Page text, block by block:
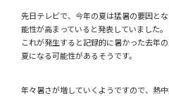
先日テレビで、今年の夏は猛暑の要因と
能性が高まっていると発表していました。
これが発生すると記録的に暑かった去年
夏になる可能性があるそうです。
年々暑さが増していくようですので、熱